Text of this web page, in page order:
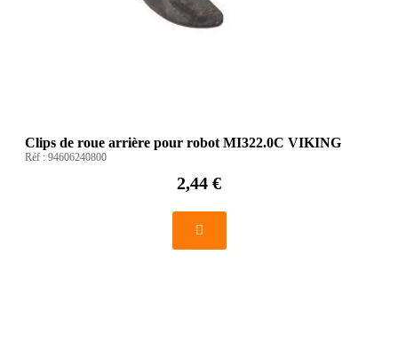
Clips de roue arrière pour robot MI322.0C VIKING
Réf : 94606240800
2,44 €